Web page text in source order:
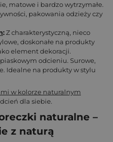
matowe i bardzo wytrzymałe.
pakowania odzieży czy
:Z charakterystyczną, nieco
doskonałe na produkty
element dekoracji.
odcieniu. Surowe,
Idealne na produkty w stylu
w kolorze naturalnym
dla siebie.
naturalne –
z naturą